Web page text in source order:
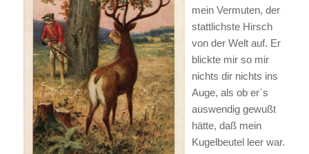
mein Vermuten, der
stattlichste Hirsch
von der Welt auf. Er
blickte mir so mir
nichts dir nichts ins
Auge, als ob er`s
auswendig gewußt
hätte, daß mein
Kugelbeutel leer war.